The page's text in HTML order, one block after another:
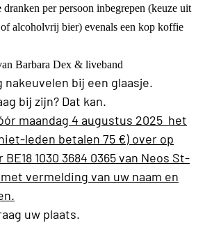
per persoon inbegrepen (keuze uit
alcoholvrij bier) evenals een kop koffie
Barbara Dex & liveband
nakeuvelen bij een glaasje.
bij zijn? Dat kan.
maandag 4 augustus 2025 het
leden betalen 75 €) over op
1030 3684 0365 van Neos St-
vermelding van uw naam en
uw plaats.